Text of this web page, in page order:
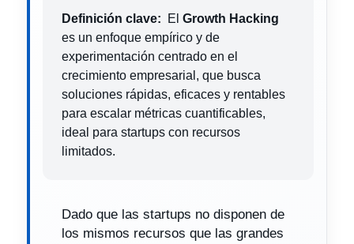
Definición clave: El Growth Hacking
es un enfoque empírico y de
experimentación centrado en el
crecimiento empresarial, que busca
soluciones rápidas, eficaces y rentables
para escalar métricas cuantificables,
ideal para startups con recursos
limitados.
Dado que las startups no disponen de
los mismos recursos que las grandes